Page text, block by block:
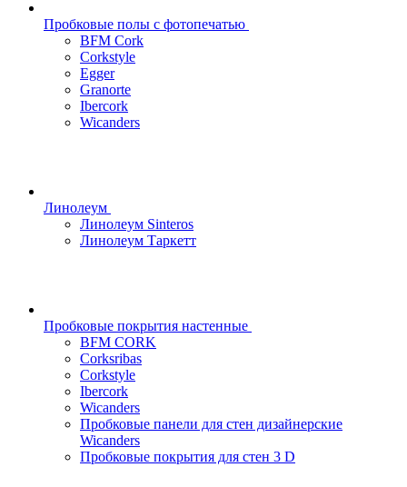
Пробковые полы с фотопечатью
BFM Cork
Corkstyle
Egger
Granorte
Ibercork
Wicanders
Линолеум
Линолеум Sinteros
Линолеум Таркетт
Пробковые покрытия настенные
BFM CORK
Corksribas
Corkstyle
Ibercork
Wicanders
Пробковые панели для стен дизайнерские
Wicanders
Пробковые покрытия для стен 3 D